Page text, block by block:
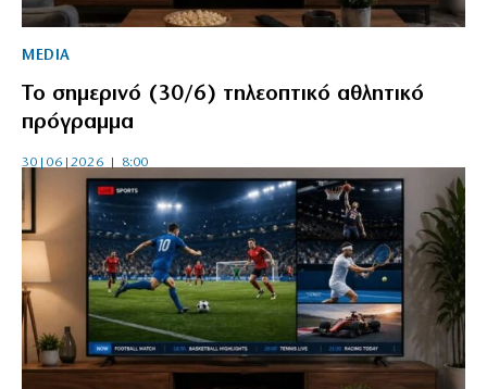
MEDIA
Το σημερινό (30/6) τηλεοπτικό αθλητικό
πρόγραμμα
30|06|2026 | 8:00